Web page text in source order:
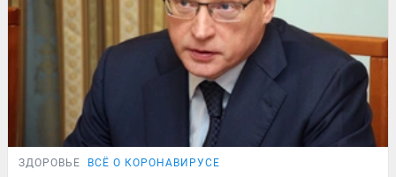
ЗДОРОВЬЕ ВСЁ О КОРОНАВИРУСЕ